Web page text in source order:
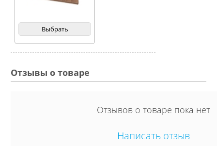
Выбрать
Отзывы о товаре
Отзывов о товаре пока нет
Написать отзыв